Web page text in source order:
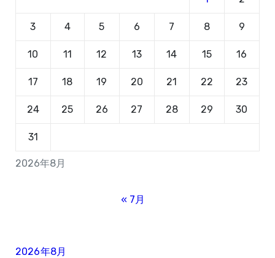
2026年8月
3 4 5 6 7 8 9
10 11 12 13 14 15 16
17 18 19 20 21 22 23
24 25 26 27 28 29 30
31
« 7月
2026年8月